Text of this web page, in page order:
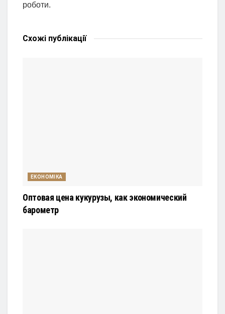
роботи.
Схожі публікації
ЕКОНОМІКА
Оптовая цена кукурузы, как экономический
барометр